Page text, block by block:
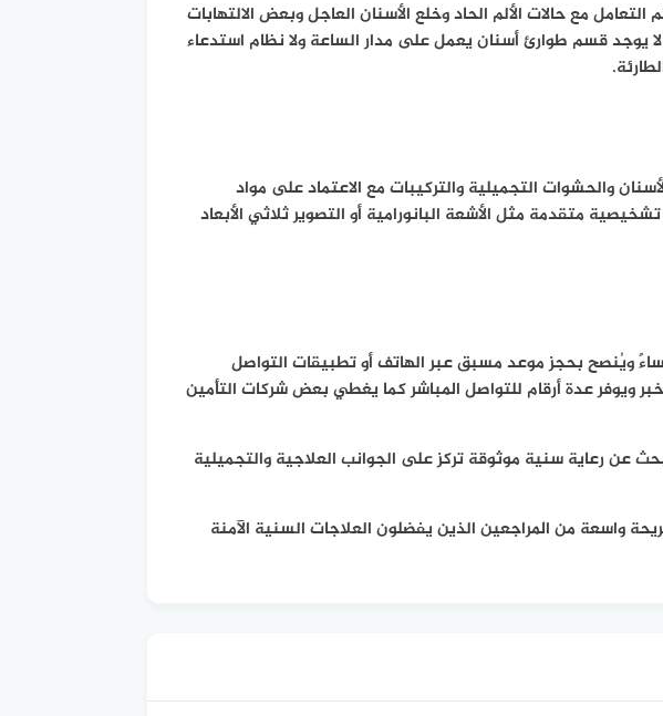
مع حالات الألم الحاد وخلع الأسنان العاجل وبعض الالتهابات
يوجد قسم طوارئ أسنان يعمل على مدار الساعة ولا نظام استدعاء
والحشوات التجميلية والتركيبات مع الاعتماد على مواد
متقدمة مثل الأشعة البانورامية أو التصوير ثلاثي الأبعاد
ويُنصح بحجز موعد مسبق عبر الهاتف أو تطبيقات التواصل
ويوفر عدة أرقام للتواصل المباشر كما يغطي بعض شركات التأمين
عن رعاية سنية موثوقة تركز على الجوانب العلاجية والتجميلية
واسعة من المراجعين الذين يفضلون العلاجات السنية الآمنة